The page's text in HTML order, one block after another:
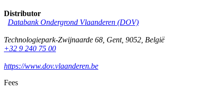
Distributor
Databank Ondergrond Vlaanderen (DOV)
Technologiepark-Zwijnaarde 68, Gent, 9052, België
+32 9 240 75 00
https://www.dov.vlaanderen.be
Fees